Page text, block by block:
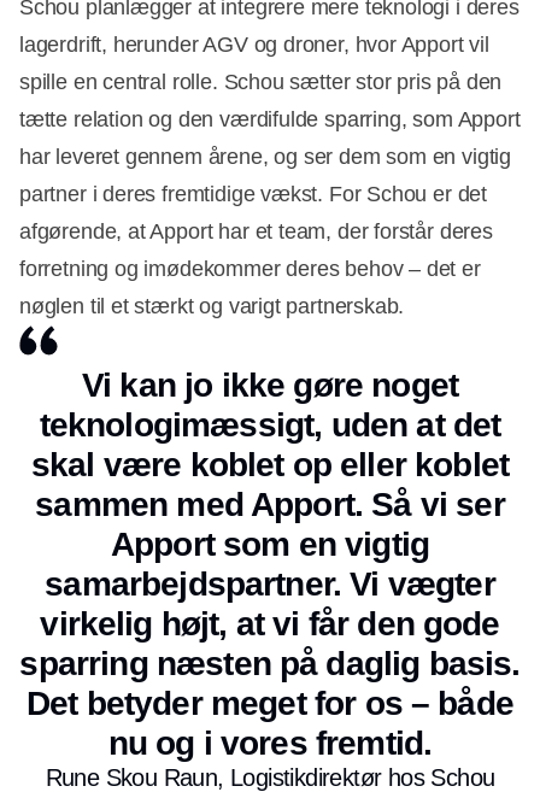
Schou planlægger at integrere mere teknologi i deres
lagerdrift, herunder AGV og droner, hvor Apport vil
spille en central rolle. Schou sætter stor pris på den
tætte relation og den værdifulde sparring, som Apport
har leveret gennem årene, og ser dem som en vigtig
partner i deres fremtidige vækst. For Schou er det
afgørende, at Apport har et team, der forstår deres
forretning og imødekommer deres behov – det er
nøglen til et stærkt og varigt partnerskab.
Vi kan jo ikke gøre noget
teknologimæssigt, uden at det
skal være koblet op eller koblet
sammen med Apport. Så vi ser
Apport som en vigtig
samarbejdspartner. Vi vægter
virkelig højt, at vi får den gode
sparring næsten på daglig basis.
Det betyder meget for os – både
nu og i vores fremtid.
Rune Skou Raun, Logistikdirektør hos Schou